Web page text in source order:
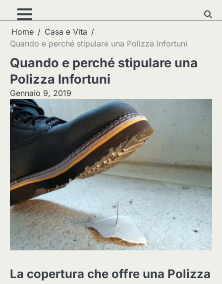
Home
Casa e Vita
Quando e perché stipulare una Polizza Infortuni
Quando e perché stipulare una
Polizza Infortuni
Gennaio 9, 2019
La copertura che offre una Polizza